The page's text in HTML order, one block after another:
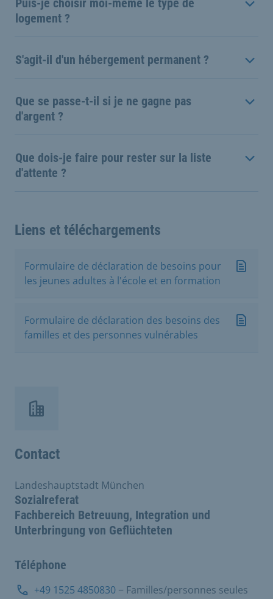
Puis-je choisir moi-même le type de
logement ?
S'agit-il d'un hébergement permanent ?
Que se passe-t-il si je ne gagne pas
d'argent ?
Que dois-je faire pour rester sur la liste
d'attente ?
Liens et téléchargements
Formulaire de déclaration de besoins pour
les jeunes adultes à l'école et en formation
Formulaire de déclaration des besoins des
familles et des personnes vulnérables
Contact
Sozialreferat
Fachbereich Betreuung, Integration und
Unterbringung von Geflüchteten
Landeshauptstadt München
Téléphone
+49 1525 4850830 − Familles/personnes seules